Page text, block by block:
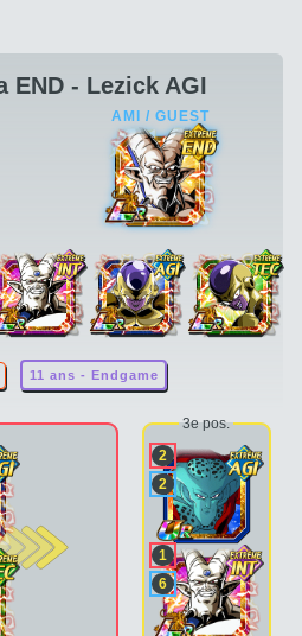
END - Lezick AGI
11 ans - Endgame
3e pos.
2
2
1
6